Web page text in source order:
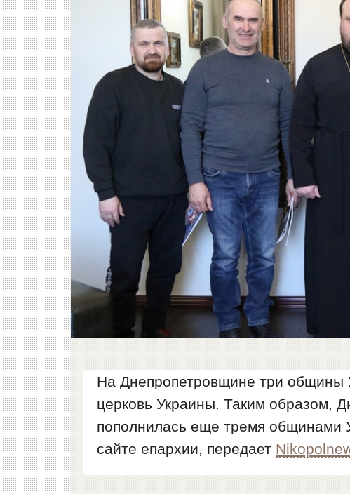
На Днепропетровщине три
церковь Украины. Таким образом,
пополнилась еще тремя
сайте епархии, передает